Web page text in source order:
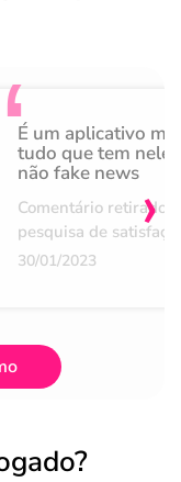
É um aplicativo
tudo que tem nele
não fake news
Comentário retirado
pesquisa de
30/01/2023
›